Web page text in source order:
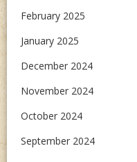
February 2025
January 2025
December 2024
November 2024
October 2024
September 2024